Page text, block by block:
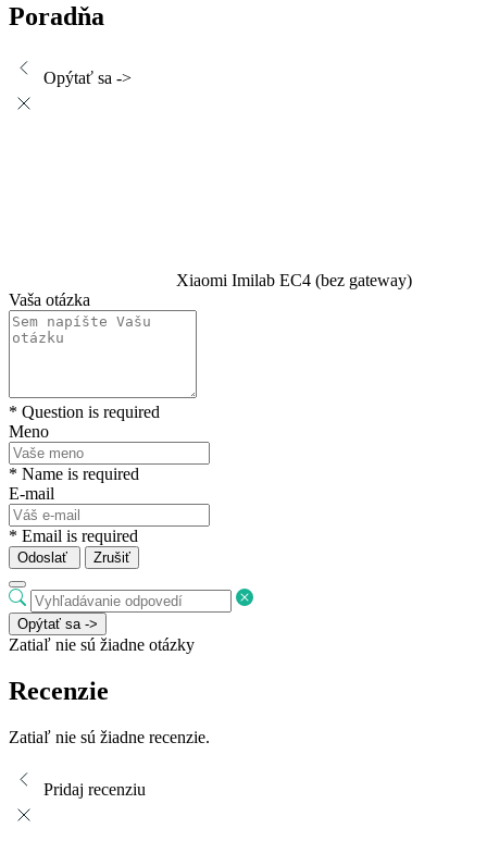
Poradňa
Opýtať sa ->
Xiaomi Imilab EC4 (bez gateway)
Vaša otázka
* Question is required
Meno
* Name is required
E-mail
* Email is required
Odoslať Zrušiť
Opýtať sa ->
Zatiaľ nie sú žiadne otázky
Recenzie
Zatiaľ nie sú žiadne recenzie.
Pridaj recenziu